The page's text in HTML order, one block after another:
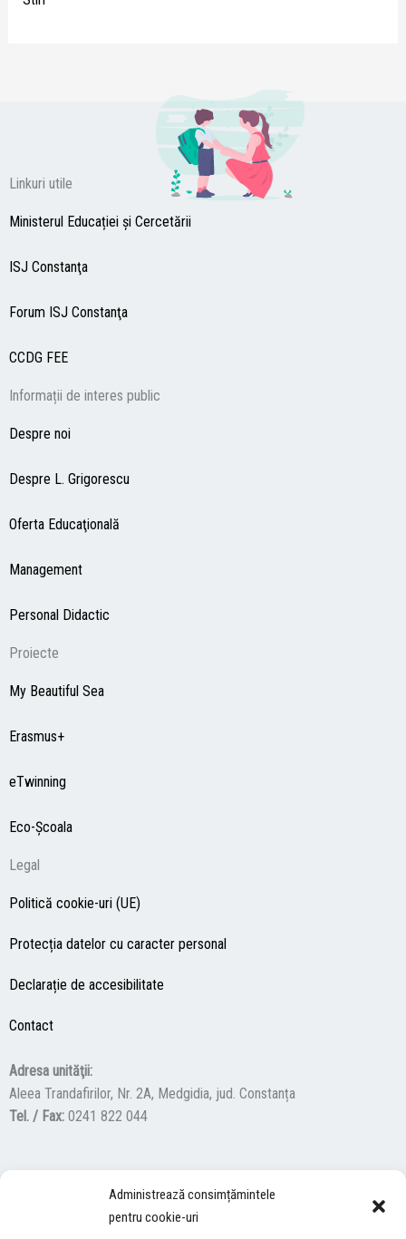
Administrează consimțămintele
pentru cookie-uri
Linkuri utile
Ministerul Educației și Cercetării
ISJ Constanţa
Forum ISJ Constanţa
CCDG FEE
Informații de interes public
Despre noi
Despre L. Grigorescu
Oferta Educaţională
Management
Personal Didactic
Proiecte
My Beautiful Sea
Erasmus+
eTwinning
Eco-Şcoala
Legal
Politică cookie-uri (UE)
Protecția datelor cu caracter personal
Declarație de accesibilitate
Contact
Adresa unităţii:
Aleea Trandafirilor, Nr. 2A, Medgidia, jud. Constanța
Tel. / Fax: 0241 822 044
a
c
o
n